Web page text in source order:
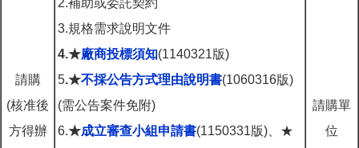
請購
(核准後
方得辦
3.規格需求說明文件
4.★廠商投標須知(1140321版)
5.★不採公告方式理由說明書(1060316版)
(需公告案件免附)
6.★成立審查小組申請書(1150331版)、★
請購單
位